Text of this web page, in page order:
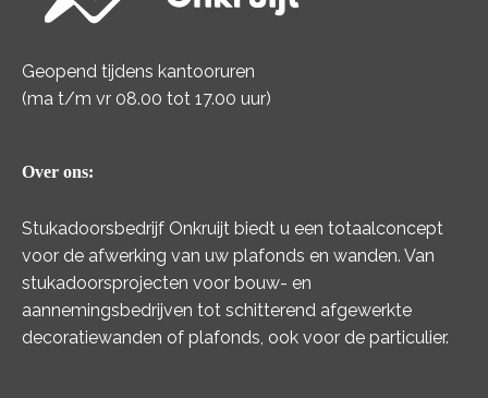
Geopend tijdens kantooruren
(ma t/m vr 08.00 tot 17.00 uur)
Over ons:
Stukadoorsbedrijf Onkruijt biedt u een totaalconcept
voor de afwerking van uw plafonds en wanden. Van
stukadoorsprojecten voor bouw- en
aannemingsbedrijven tot schitterend afgewerkte
decoratiewanden of plafonds, ook voor de particulier.